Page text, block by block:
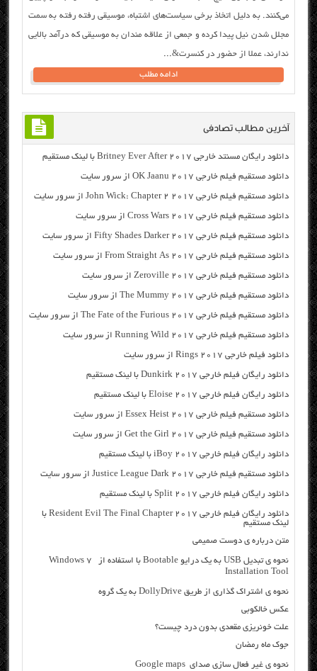
می‌کنند. به دلیل اتخاذ برخی سیاست‌های اشتباه، موسیقی رفته رفته به سمت
مجلل شدن نیل پیدا کرده و جمعی از علاقه مندان به موسیقی که درآمد بالایی
ندارند، عملا از حضور در کنسرت&...
ادامه مطلب
آخرین مطالب تصادفی
دانلود رایگان مسنتد خارجی Britney Ever After 2017 با لینک مستقیم
دانلود مستقیم فیلم خارجی OK Jaanu 2017 از سرور سایت
دانلود مستقیم فیلم خارجی John Wick: Chapter 2 2017 از سرور سایت
دانلود مستقیم فیلم خارجی Cross Wars 2017 از سرور سایت
دانلود مستقیم فیلم خارجی Fifty Shades Darker 2017 از سرور سایت
دانلود مستقیم فیلم خارجی From Straight As 2017 از سرور سایت
دانلود مستقیم فیلم خارجی Zeroville 2017 از سرور سایت
دانلود مستقیم فیلم خارجی The Mummy 2017 از سرور سایت
دانلود مستقیم فیلم خارجی The Fate of the Furious 2017 از سرور سایت
دانلود مستقیم فیلم خارجی Running Wild 2017 از سرور سایت
دانلود فیلم خارجی Rings 2017 از سرور سایت
دانلود رایگان فیلم خارجی Dunkirk 2017 با لینک مستقیم
دانلود رایگان فیلم خارجی Eloise 2017 با لینک مستقیم
دانلود مستقیم فیلم خارجی Essex Heist 2017 از سرور سایت
دانلود مستقیم فیلم خارجی Get the Girl 2017 از سرور سایت
دانلود رایگان فیلم خارجی iBoy 2017 با لینک مستقیم
دانلود مستقیم فیلم خارجی Justice League Dark 2017 از سرور سایت
دانلود رایگان فیلم خارجی Split 2017 با لینک مستقیم
دانلود رایگان فیلم خارجی Resident Evil The Final Chapter 2017 با
لینک مستقیم
متن درباره ی دوست صمیمی
نحوه ی تبدیل USB به یک درایو Bootable با استفاده از Windows 7
Installation Tool
نحوه ی اشتراک گذاری از طریق DollyDrive به یک گروه
عکس خالکوبی
علت خونریزی مقعدی بدون درد چیست؟
جوک ماه رمضان
نحوه ی غیر فعال سازی صدای Google maps